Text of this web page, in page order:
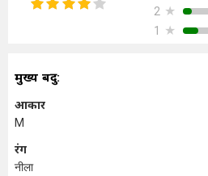
2 ★
1
★
मुख्य बिंदु:
आकार
M
रंग
नीला